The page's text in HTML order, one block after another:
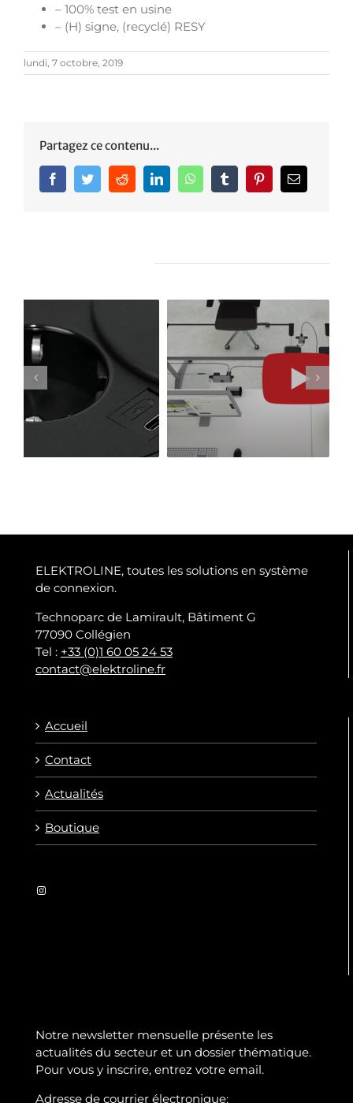
– 100% test en usine
– (H) signe, (recyclé) RESY
lundi, 7 octobre, 2019
Partagez ce contenu...
FacebookTwitterRedditLinkedInWhatsAppTumblr PinterestEmail
Une électrification sûre
pour les postes de
travail mobiles
Le nouveau produit
élégant de notre famille
de prises de courant de
ELEKTROLINE, toutes les solutions en système
de connexion.
Technoparc de Lamirault, Bâtiment G
77090 Collégien
Tel : +33 (0)1 60 05 24 53
contact@elektroline.fr
Accueil
Contact
Actualités
Boutique
Notre newsletter mensuelle présente les
actualités du secteur et un dossier thématique.
Pour vous y inscrire, entrez votre email.
Adresse de courrier électronique: